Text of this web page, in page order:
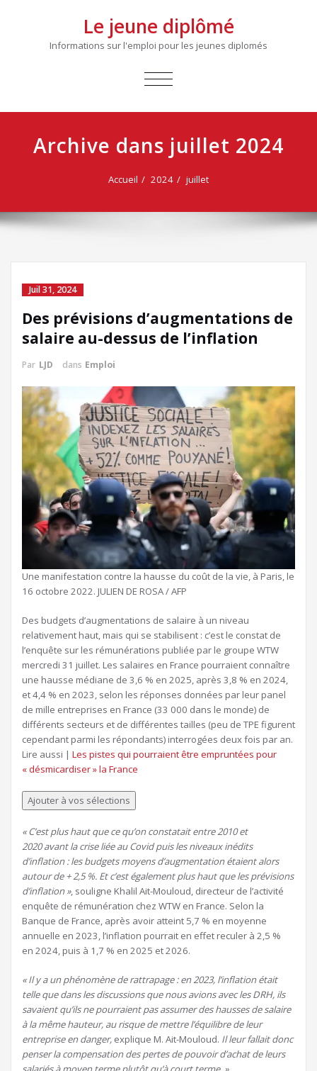
Le jeune diplômé
Informations sur l'emploi pour les jeunes diplomés
AFFICHER/MASQUER
Archive dans juillet 2024
Accueil 2024 juillet
Juil 31, 2024
Des prévisions d’augmentations de
salaire au-dessus de l’inflation
Par LJD dans Emploi
Une manifestation contre la hausse du coût de la vie, à Paris, le
16 octobre 2022. JULIEN DE ROSA / AFP
Des budgets d’augmentations de salaire à un niveau
relativement haut, mais qui se stabilisent : c’est le constat de
l’enquête sur les rémunérations publiée par le groupe WTW
mercredi 31 juillet. Les salaires en France pourraient connaître
une hausse médiane de 3,6 % en 2025, après 3,8 % en 2024,
et 4,4 % en 2023, selon les réponses données par leur panel
de mille entreprises en France (33 000 dans le monde) de
différents secteurs et de différentes tailles (peu de TPE figurent
cependant parmi les répondants) interrogées deux fois par an.
Lire aussi | Article
réservé
nos
abonnés
Les pistes qui pourraient être empruntées pour
« désmicardiser » la France
Ajouter à vos sélections
« C’est plus haut que ce qu’on constatait entre 2010 et
2020 avant la crise liée au Covid puis les niveaux inédits
d’inflation : les budgets moyens d’augmentation étaient alors
autour de + 2,5 %. Et c’est également plus haut que les prévisions
d’inflation », souligne Khalil Ait-Mouloud, directeur de l’activité
enquête de rémunération chez WTW en France. Selon la
Banque de France, après avoir atteint 5,7 % en moyenne
annuelle en 2023, l’inflation pourrait en effet reculer à 2,5 %
en 2024, puis à 1,7 % en 2025 et 2026.
« Il y a un phénomène de rattrapage : en 2023, l’inflation était
telle que dans les discussions que nous avions avec les DRH, ils
savaient qu’ils ne pourraient pas assumer des hausses de salaire
à la même hauteur, au risque de mettre l’équilibre de leur
entreprise en danger, explique M. Ait-Mouloud. Il leur fallait donc
penser la compensation des pertes de pouvoir d’achat de leurs